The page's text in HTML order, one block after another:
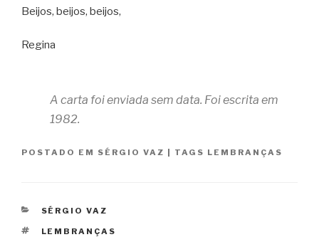
Beijos, beijos, beijos,
Regina
A carta foi enviada sem data. Foi escrita em
1982.
POSTADO EM SÉRGIO VAZ TAGS LEMBRANÇAS
CATEGORIAS
SÉRGIO VAZ
TAGS
LEMBRANÇAS